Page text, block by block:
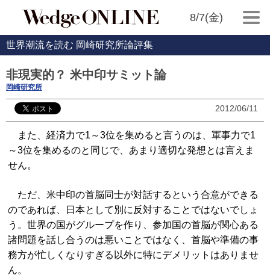
8/7(金)
世界潮流を読む 岡崎研究所論評集
非現実的？ 米中印サミット論
岡崎研究所
2012/06/11
また、経済力で1～3位を集めると言うのは、軍事力で1
～3位を集めるのと同じで、あまり適切な発想とは言えま
せん。
ただ、米中印の首脳同士が対話するという合意ができる
のであれば、日本として別に反対することではないでしょ
う。世界の国がグループを作り、参加国の首脳が関心ある
諸問題を話し合うのは悪いことではなく、首脳や準備の事
務方が忙しくなりすぎる以外に特にデメリットはありませ
ん。